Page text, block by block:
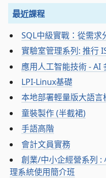
最近課程
SQL中級實戰：從需求
實驗室管理系列: 推行
應用人工智能技術 - AI
LPI-Linux基礎
本地部署輕量版大語言
童裝製作 (半截裙)
手語高階
會計文員實務
創業/中小企經營系列 :
理系統使用簡介班